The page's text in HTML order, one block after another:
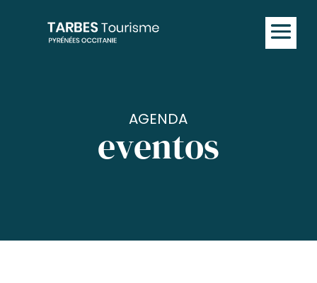
AGENDA
eventos